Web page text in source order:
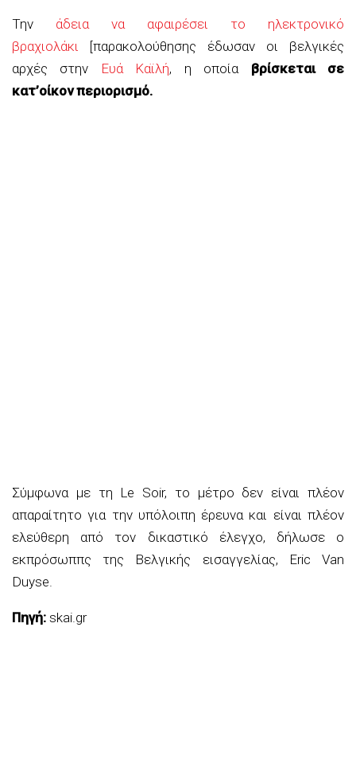
Την άδεια να αφαιρέσει το ηλεκτρονικό
βραχιολάκι [παρακολούθησης έδωσαν οι βελγικές
αρχές στην
Ευά Καϊλή, η οποία βρίσκεται σε
κατ’οίκον περιορισμό.
Σύμφωνα με τη Le Soir, το μέτρο δεν είναι πλέον
απαραίτητο για την υπόλοιπη έρευνα και είναι πλέον
ελεύθερη από τον δικαστικό έλεγχο, δήλωσε ο
εκπρόσωππς της Βελγικής εισαγγελίας, Eric Van
Duyse.
Πηγή: skai.gr